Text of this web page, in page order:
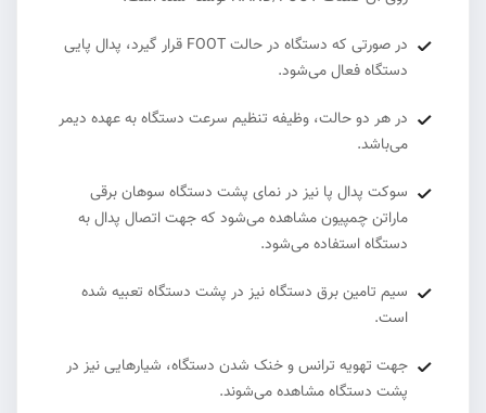
در صورتی که دستگاه در حالت FOOT قرار گیرد، پدال پایی
دستگاه فعال می‌شود.
در هر دو حالت، وظیفه تنظیم سرعت دستگاه به عهده دیمر
می‌باشد.
سوکت پدال پا نیز در نمای پشت دستگاه سوهان برقی
ماراتن چمپیون مشاهده می‌شود که جهت اتصال پدال به
دستگاه استفاده می‌شود.
سیم تامین برق دستگاه نیز در پشت دستگاه تعبیه شده
است.
جهت تهویه ترانس و خنک شدن دستگاه، شیارهایی نیز در
پشت دستگاه مشاهده می‌شوند.